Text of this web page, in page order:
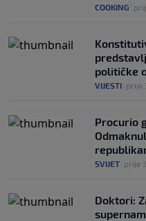
COOKING
političke
VIJESTI prije
Procurio
SVIJET prije
Doktori: